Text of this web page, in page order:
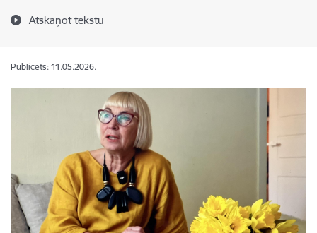
Atskaņot tekstu
Publicēts: 11.05.2026.